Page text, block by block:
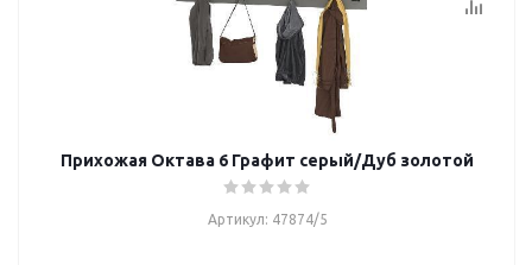
Прихожая Октава 6 Графит серый/Дуб золотой
Артикул: 47874/5